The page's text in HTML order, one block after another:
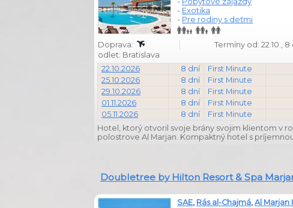
- Exotika
- Pre rodiny s deťmi
Doprava:
Termíny od: 22.10.,
odlet: Bratislava
22.10.2026
8 dní First Minute
25.10.2026
8 dní First Minute
29.10.2026
8 dní First Minute
01.11.2026
8 dní First Minute
05.11.2026
8 dní First Minute
Hotel, ktorý otvoril svoje brány svojim klientom v
polostrove Al Marjan. Kompaktný hotel s
Doubletree by Hilton Resort & Spa
SAE, Rás al-Chajmá, Al Marjan